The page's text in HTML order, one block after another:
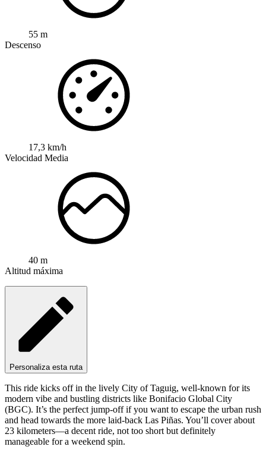
55 m
Descenso
17,3 km/h
Velocidad Media
40 m
Altitud máxima
Personaliza esta ruta
This ride kicks off in the lively City of Taguig, well-known for its
modern vibe and bustling districts like Bonifacio Global City
(BGC). It’s the perfect jump-off if you want to escape the urban rush
and head towards the more laid-back Las Piñas. You’ll cover about
23 kilometers—a decent ride, not too short but definitely
manageable for a weekend spin.